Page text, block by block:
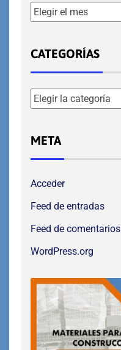
CATEGORÍAS
META
Acceder
Feed de entradas
Feed de comentarios
WordPress.org